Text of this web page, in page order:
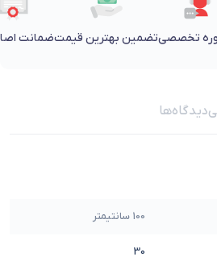
تخصصیتضمین بهترین قیمتضمانت
دیدگاه‌ها
100 سانتیمتر
30